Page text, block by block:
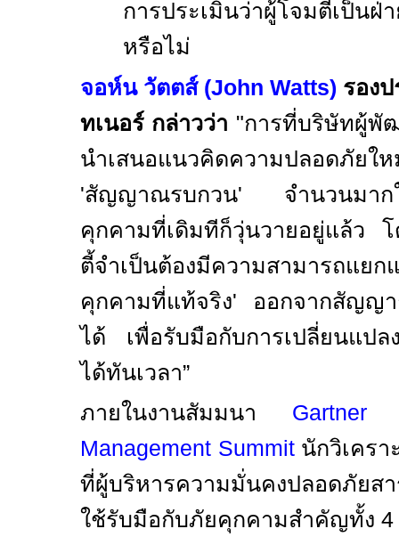
การประเมินว่าผู้โจมตีเป็นฝ่
หรือไม่
จอห์น วัตตส์(John Watts) รอง
ทเนอร์ กล่าวว่า "การที่บริษัทผู้พั
นำเสนอแนวคิดความปลอดภัย
'สัญญาณรบกวน' จำนวนมา
คุกคามที่เดิมทีก็วุ่นวายอยู่แล้ว โ
ตี้จำเป็นต้องมีความสามาร
คุกคามที่แท้จริง' ออกจากสัญญ
ได้ เพื่อรับมือกับการเปลี่ยนแป
ได้ทันเวลา”
ภายในงานสัมมนา
Management Summit นักวิเคร
ที่ผู้บริหารความมั่นคงปลอดภัย
ใช้รับมือกับภัยคุกคามสำคัญทั้ง 4